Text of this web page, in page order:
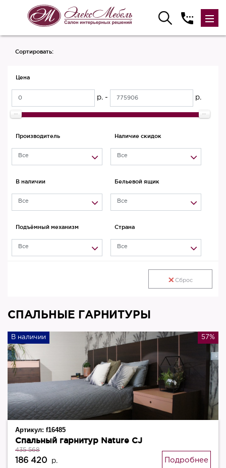
Сортировать:
Цена
р. - р.
Производитель
Все
Наличие скидок
Все
В наличии
Все
Бельевой ящик
Все
Подъёмный механизм
Все
Страна
Все
Сброс
СПАЛЬНЫЕ ГАРНИТУРЫ
В наличии 57%
Артикул: f16485
Спальный гарнитур Nature CJ
435 568
186 420 р. Подробнее